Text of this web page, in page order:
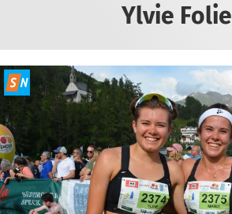
Ylvie Folie